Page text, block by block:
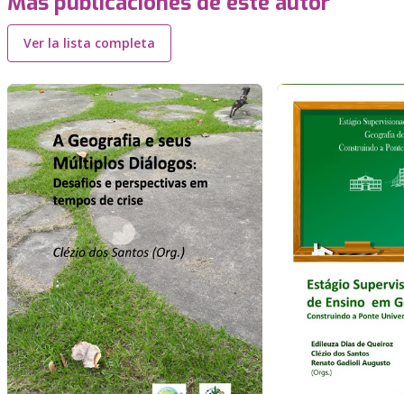
Ver la lista completa